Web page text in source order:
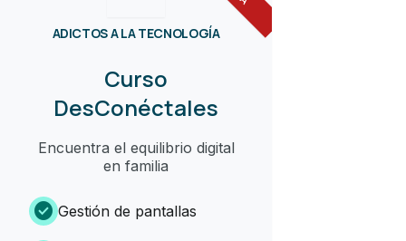
ADICTOS A LA TECNOLOGÍA
Curso
DesConéctales
Encuentra el equilibrio digital
en familia
check_circle Gestión de pantallas